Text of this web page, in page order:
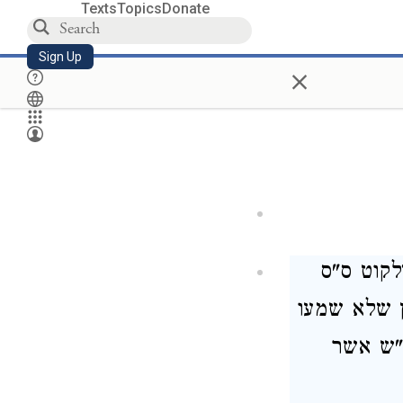
TextsTopicsDonate
Sign Up ×
ס"ס
שלא שמעו
אשר